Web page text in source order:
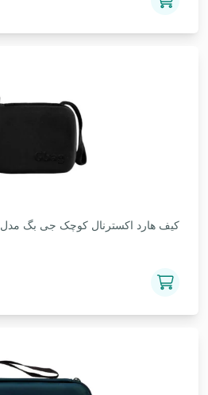
کیف هارد اکسترنال کوچک جی بگ مدل GBAG-01